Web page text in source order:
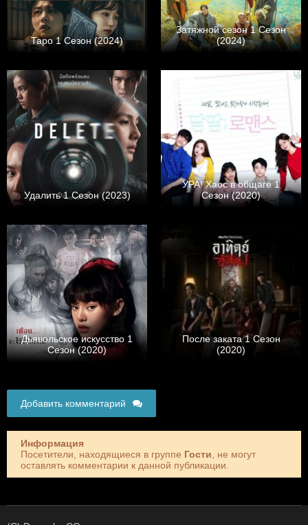
Таро 1 Сезон (2024)
Затяжной сезон 1 Сезон
(2024)
Удалить 1 Сезон (2023)
УРА! Хаос в общаге 1
Сезон (2020)
Дьявольское искусство 1
Сезон (2020)
После заката 1 Сезон
(2020)
Добавить комментарий
Информация
Посетители, находящиеся в группе Гости , не могут
оставлять комментарии к данной публикации.